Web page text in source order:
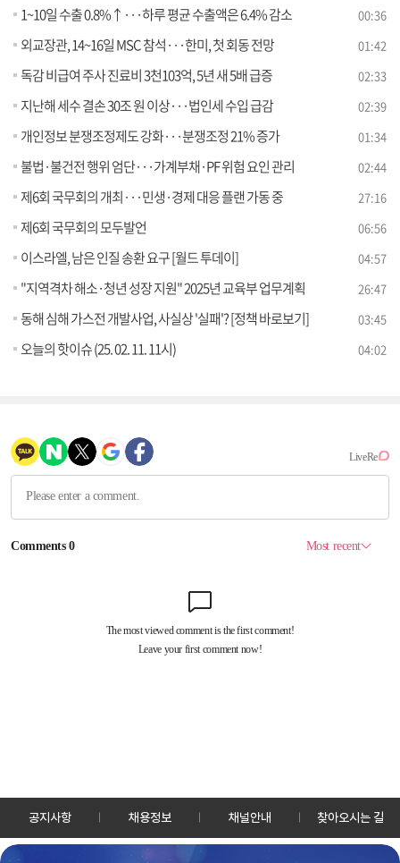
1~10일 수출 0.8%↑···하루 평균 수출액은 6.4% 감소 00:36
외교장관, 14~16일 MSC 참석···한미, 첫 회동 전망 01:42
독감 비급여 주사 진료비 3천103억, 5년 새 5배 급증 02:33
지난해 세수 결손 30조 원 이상···법인세 수입 급감 02:39
개인정보 분쟁조정제도 강화···분쟁조정 21% 증가 01:34
불법·불건전 행위 엄단···가계부채·PF 위험 요인 관리 02:44
제6회 국무회의 개최···민생·경제 대응 플랜 가동 중 27:16
제6회 국무회의 모두발언 06:56
이스라엘, 남은 인질 송환 요구 [월드 투데이] 04:57
"지역격차 해소·청년 성장 지원" 2025년 교육부 업무계획 26:47
동해 심해 가스전 개발사업, 사실상 '실패'? [정책 바로보기] 03:45
오늘의 핫이슈 (25. 02. 11. 11시) 04:02
공지사항 채용정보 채널안내 찾아오시는 길